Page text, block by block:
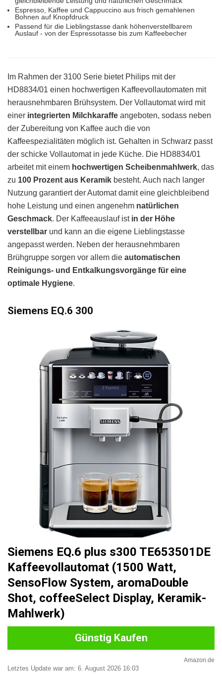
Espresso, Kaffee und Cappuccino aus frisch gemahlenen
Bohnen auf Knopfdruck
Passend für die Lieblingstasse dank höhenverstellbarem
Auslauf - von der Espressotasse bis zum Kaffeebecher
Im Rahmen der 3100 Serie bietet Philips mit der
HD8834/01 einen hochwertigen Kaffeevollautomaten mit
herausnehmbaren Brühsystem. Der Vollautomat wird mit
einer integrierten Milchkaraffe angeboten, sodass neben
der Zubereitung von Kaffee auch die von
Kaffeespezialitäten möglich ist. Gehalten in Schwarz passt
der schicke Vollautomat in jede Küche. Die HD8834/01
arbeitet mit einem hochwertigen Scheibenmahlwerk, das
zu 100 Prozent aus Keramik besteht. Auch nach langer
Nutzung garantiert der Automat damit eine gleichbleibend
hohe Leistung und einen angenehm natürlichen
Geschmack. Der Kaffeeauslauf ist in der Höhe
verstellbar und kann an die eigene Lieblingstasse
angepasst werden. Neben der herausnehmbaren
Brühgruppe sorgen vor allem die automatischen
Reinigungs- und Entkalkungsvorgänge für eine
optimale Hygiene.
Siemens EQ.6 300
Siemens EQ.6 plus s300 TE653501DE
Kaffeevollautomat (1500 Watt,
SensoFlow System, aromaDouble
Shot, coffeeSelect Display, Keramik-
Mahlwerk)
Günstig Kaufen
Amazon.de
Letztes Update war am: 6. August 2026 16:03